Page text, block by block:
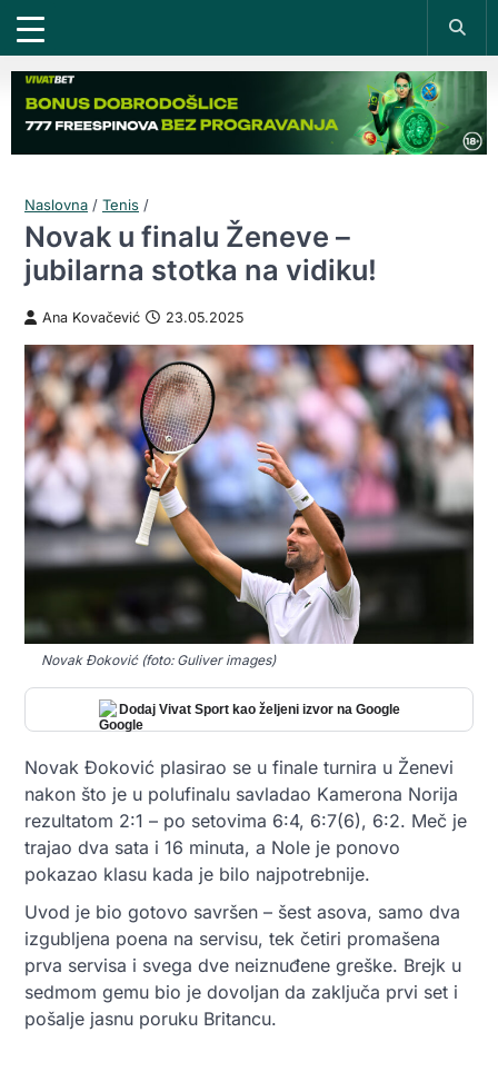
Naslovna / Tenis /
Novak u finalu Ženeve –
jubilarna stotka na vidiku!
Ana Kovačević 23.05.2025
Novak Đoković (foto: Guliver images)
Dodaj Vivat Sport kao željeni izvor na Google
Novak Đoković plasirao se u finale turnira u Ženevi
nakon što je u polufinalu savladao Kamerona Norija
rezultatom 2:1 – po setovima 6:4, 6:7(6), 6:2. Meč je
trajao dva sata i 16 minuta, a Nole je ponovo
pokazao klasu kada je bilo najpotrebnije.
Uvod je bio gotovo savršen – šest asova, samo dva
izgubljena poena na servisu, tek četiri promašena
prva servisa i svega dve neiznuđene greške. Brejk u
sedmom gemu bio je dovoljan da zaključa prvi set i
pošalje jasnu poruku Britancu.